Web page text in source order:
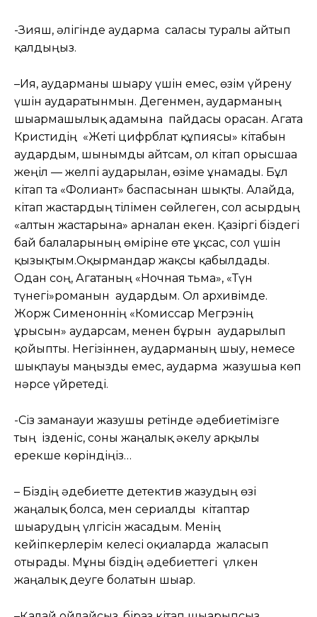
-Зияш, әлігінде аударма саласы туралы айтып
қалдыңыз.
–Ия, аударманы шығару үшін емес, өзім үйрену
үшін аударатынмын. Дегенмен, аударманың
шығармашылық адамына пайдасы орасан. Агата
Кристидің «Жеті цифрблат құпиясы» кітабын
аудардым, шынымды айтсам, ол кітап орысшаға
жеңіл — желпі аударылған, өзіме ұнамады. Бұл
кітап та «Фолиант» баспасынан шықты. Алайда,
кітап жастардың тілімен сөйлеген, сол ғасырдың
«алтын жастарына» арналған екен. Қазіргі біздегі
бай балаларының өміріне өте ұқсас, сол үшін
қызықтым.Оқырмандар жақсы қабылдады.
Одан соң, Агатаның «Ночная тьма», «Түн
түнегі»романын аудардым. Ол архивімде.
Жорж Сименоннің «Комиссар Мегрэнің
ұрысын» аударсам, менен бұрын аударылып
қойыпты. Негізіннен, аударманың шығу, немесе
шықпауы маңызды емес, аударма жазушыға көп
нәрсе үйретеді.
-Сіз заманауи жазушы ретінде әдебиетімізге
тың ізденіс, соны жаңалық әкелу арқылы
ерекше көріндіңіз…
– Біздің әдебиетте детектив жазудың өзі
жаңалық болса, мен сериалды кітаптар
шығарудың үлгісін жасадым. Менің
кейіпкерлерім келесі оқиғаларда жалғасып
отырады. Мұны біздің әдебиеттегі үлкен
жаңалық деуге болатын шығар.